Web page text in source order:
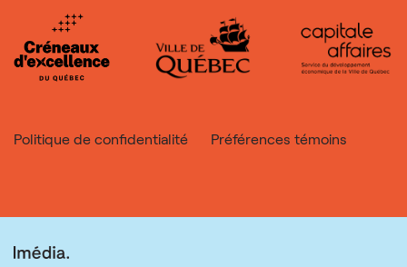
Politique de confidentialité Préférences témoins